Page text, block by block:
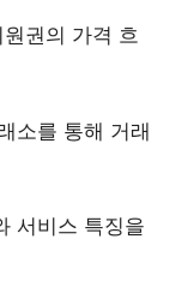
권의 가격 흐
소를 통해 거래
서비스 특징을